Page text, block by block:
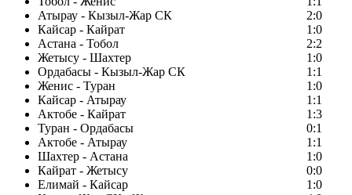
Атырау - Кызыл-Жар СК
2:0
Кайсар - Кайрат
1:0
Астана - Тобол
2:2
Жетысу - Шахтер
1:0
Ордабасы - Кызыл-Жар СК
1:1
Женис - Туран
1:0
Кайсар - Атырау
1:1
Актобе - Кайрат
1:3
Туран - Ордабасы
0:1
Актобе - Атырау
1:1
Шахтер - Астана
1:0
Кайрат - Жетысу
0:0
Елимай - Кайсар
1:0